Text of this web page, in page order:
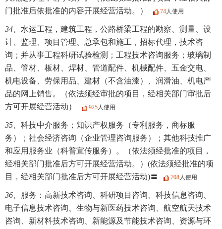
门批准后依批准的内容开展经营活动。）
74人使用
34、 水运工程，建筑工程，公路桥梁工程的勘察、测量、设
计、监理、项目管理、总承包和施工，招标代理，技术咨
询；并从事工程科研试验检测；工程技术咨询服务；玻璃制
品、管材、板材、焊材、管道配件、机械配件、五金交电、
机电设备、劳保用品、建材（不含油漆）、润滑油、机电产
品的网上销售。（依法须经审批的项目，经相关部门审批后
方可开展经营活动）
925人使用
35、 科技中介服务；知识产权服务（专利服务，商标服
务）；社会经济咨询（企业管理咨询服务）；其他科技推广
和应用服务业（科普宣传服务）。（依法须经批准的项目，
经相关部门批准后方可开展经营活动。）(依法须经批准的项
目，经相关部门批准后方可开展经营活动)〓
708人使用
36、
服务：高新技术咨询、科研项目咨询、科技信息咨询、
电子信息技术咨询、生物与新医药技术咨询、航空航天技术
咨询、新材料技术咨询、新能源及节能技术咨询、资源与环